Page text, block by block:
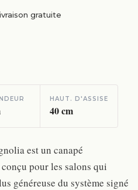
gratuite
HAUT. D'ASSISE
40cm
est un canapé
pour les salons qui
généreuse du système signé